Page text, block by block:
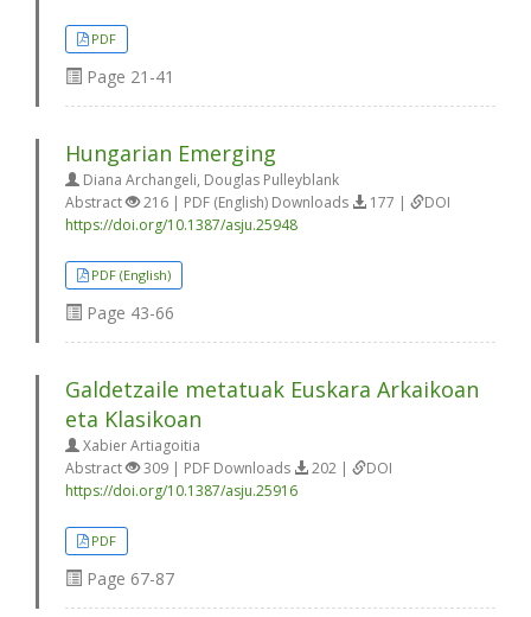
PDF
Page 21-41
Hungarian Emerging
Diana Archangeli, Douglas Pulleyblank
Abstract
216 | PDF (English) Downloads 177 |
DOI
https://doi.org/10.1387/asju.25948
PDF (English)
Page 43-66
Galdetzaile metatuak Euskara Arkaikoan
eta Klasikoan
Xabier Artiagoitia
Abstract
309 | PDF Downloads 202 |
DOI
https://doi.org/10.1387/asju.25916
PDF
Page 67-87